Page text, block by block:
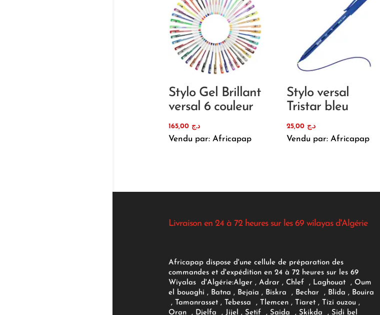
Stylo Gel Brillant
versal 6 couleur
د.ج 165,00
Vendu par: Africapap
Stylo versal
Tristar bleu
د.ج 25,00
Vendu par: Africapap
Livraison en 24 à 72 heures sur les 69 wilayas d'Algérie
Africapap dispose d'une cellule de préparation des
commandes et d'expédition en 24 à 72 heures sur les 69
Wiyalas d'Algérie:Alger , Adrar, Chlef , Laghouat , Oum
el bouaghi , Batna , Bejaia , Biskra , Bechar , Blida , Bouira
, Tamanrasset , Tebessa , Tlemcen , Tiaret , Tizi ouzou ,
Oran , Djelfa , Jijel , Setif , Saida , Skikda , Sidi bel